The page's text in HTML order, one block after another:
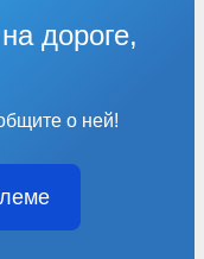
дороге,
о ней!